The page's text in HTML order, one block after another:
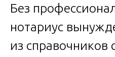
Без
нотариус
из справочников